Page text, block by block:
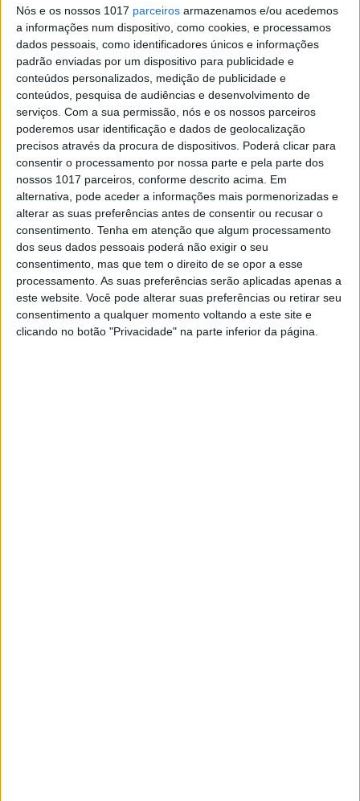
Nós e os nossos 1017 parceiros armazenamos e/ou acedemos
a informações num dispositivo, como cookies, e processamos
dados pessoais, como identificadores únicos e informações
padrão enviadas por um dispositivo para publicidade e
conteúdos personalizados, medição de publicidade e
conteúdos, pesquisa de audiências e desenvolvimento de
serviços. Com a sua permissão, nós e os nossos parceiros
poderemos usar identificação e dados de geolocalização
precisos através da procura de dispositivos. Poderá clicar para
consentir o processamento por nossa parte e pela parte dos
nossos 1017 parceiros, conforme descrito acima. Em
alternativa, pode aceder a informações mais pormenorizadas e
alterar as suas preferências antes de consentir ou recusar o
consentimento. Tenha em atenção que algum processamento
dos seus dados pessoais poderá não exigir o seu
consentimento, mas que tem o direito de se opor a esse
processamento. As suas preferências serão aplicadas apenas a
este website. Você pode alterar suas preferências ou retirar seu
consentimento a qualquer momento voltando a este site e
clicando no botão "Privacidade" na parte inferior da página.
CULTURA
Recordar Carlos Paião em karaoke